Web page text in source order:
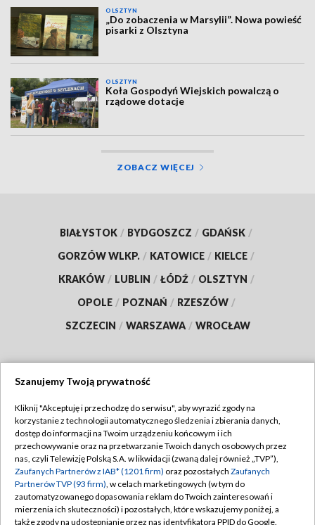
OLSZTYN
„Do zobaczenia w Marsylii”. Nowa powieść
pisarki z Olsztyna
OLSZTYN
Koła Gospodyń Wiejskich powalczą o
rządowe dotacje
ZOBACZ WIĘCEJ
BIAŁYSTOK / BYDGOSZCZ / GDAŃSK /
GORZÓW WLKP. / KATOWICE / KIELCE /
KRAKÓW / LUBLIN / ŁÓDŹ / OLSZTYN /
OPOLE / POZNAŃ / RZESZÓW /
SZCZECIN / WARSZAWA / WROCŁAW
TVP
Abonament TVP
Emisja w TVP
Centrum informacji TVP
Naziemna Telewizja Cyfrowa
Regulamin TVP
Polityka prywatności
Moje zgody
Pomoc
Szanujemy Twoją prywatność
Kliknij "Akceptuję i przechodzę do serwisu", aby wyrazić zgody na
korzystanie z technologii automatycznego śledzenia i zbierania danych,
dostęp do informacji na Twoim urządzeniu końcowym i ich
przechowywanie oraz na przetwarzanie Twoich danych osobowych przez
nas, czyli Telewizję Polską S.A. w likwidacji (zwaną dalej również „TVP”),
Zaufanych Partnerów z IAB* (1201 firm) oraz pozostałych Zaufanych
Partnerów TVP (93 firm), w celach marketingowych (w tym do
zautomatyzowanego dopasowania reklam do Twoich zainteresowań i
mierzenia ich skuteczności) i pozostałych, które wskazujemy poniżej, a
także zgody na udostępnianie przez nas identyfikatora PPID do Google.